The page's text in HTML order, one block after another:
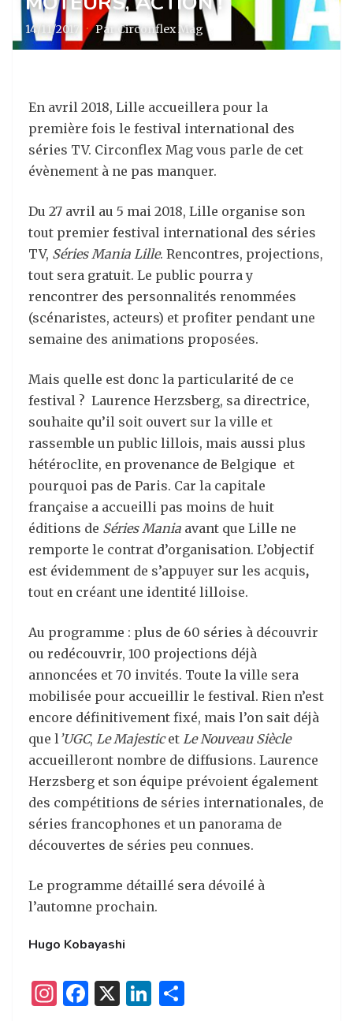
14/11/2017 · Par Circonflex Mag
En avril 2018, Lille accueillera pour la
première fois le festival international des
séries TV. Circonflex Mag vous parle de cet
évènement à ne pas manquer.
Du 27 avril au 5 mai 2018, Lille organise son
tout premier festival international des séries
TV, Séries Mania Lille. Rencontres, projections,
tout sera gratuit. Le public pourra y
rencontrer des personnalités renommées
(scénaristes, acteurs) et profiter pendant une
semaine des animations proposées.
Mais quelle est donc la particularité de ce
festival ? Laurence Herzsberg, sa directrice,
souhaite qu’il soit ouvert sur la ville et
rassemble un public lillois, mais aussi plus
hétéroclite, en provenance de Belgique et
pourquoi pas de Paris. Car la capitale
française a accueilli pas moins de huit
éditions de Séries Mania avant que Lille ne
remporte le contrat d’organisation. L’objectif
est évidemment de s’appuyer sur les acquis,
tout en créant une identité lilloise.
Au programme : plus de 60 séries à découvrir
ou redécouvrir, 100 projections déjà
annoncées et 70 invités. Toute la ville sera
mobilisée pour accueillir le festival. Rien n’est
encore définitivement fixé, mais l’on sait déjà
que l’UGC, Le Majesticet Le Nouveau Siècle
accueilleront nombre de diffusions. Laurence
Herzsberg et son équipe prévoient également
des compétitions de séries internationales, de
séries francophones et un panorama de
découvertes de séries peu connues.
Le programme détaillé sera dévoilé à
l’automne prochain.
Hugo Kobayashi
I
F
X
Li